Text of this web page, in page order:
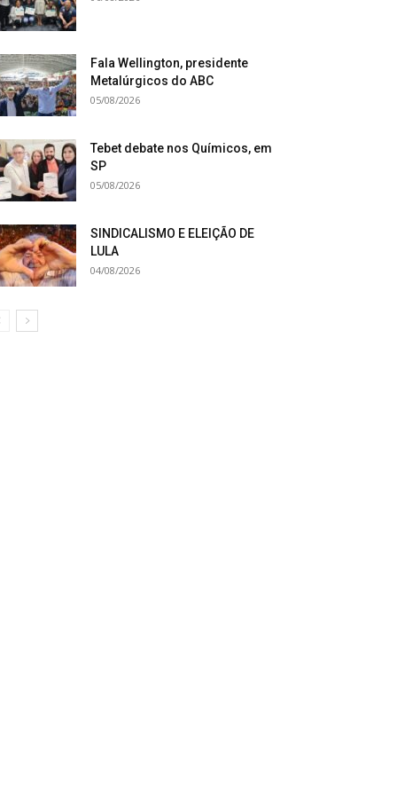
Fala Wellington, presidente
Metalúrgicos do ABC
05/08/2026
Tebet debate nos Químicos, em
SP
05/08/2026
SINDICALISMO E ELEIÇÃO DE
LULA
04/08/2026